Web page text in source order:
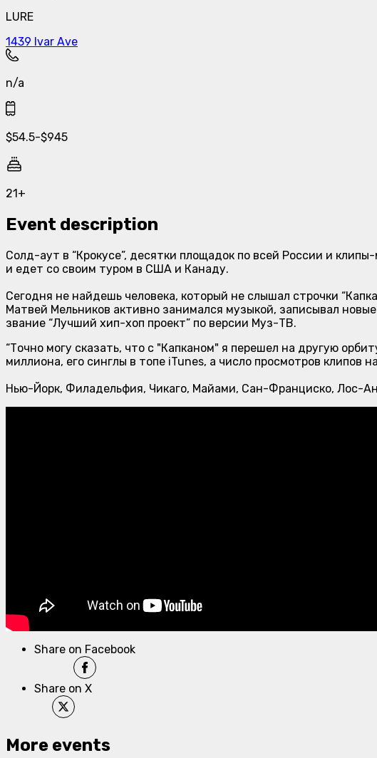
LURE
1439 Ivar Ave
n/a
$54.5-$945
21+
Event description
Солд-аут в “Крокусе”, десятки площадок по всей России и
и едет со своим туром в США и Канаду.
Сегодня не найдешь человека, который не слышал строчки
Матвей Мельников активно занимался музыкой, записывал
звание “Лучший хип-хоп проект” по версии Муз-ТВ.
“Точно могу сказать, что с "Капканом" я перешел на другую
миллиона, его синглы в топе iTunes, а число просмотров клипов
Нью-Йорк, Филадельфия, Чикаго, Майами, Сан-Франциско, Лос-
Share on Facebook
Share on X
More events